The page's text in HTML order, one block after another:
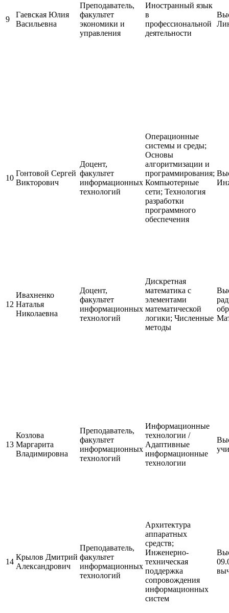
9
Гаевская Юлия
Васильевна
Преподаватель,
факультет
экономики и
управления
Иностранный язык
в
профессиональной
деятельности
10
Гонтовой Сергей
Викторович
Доцент,
факультет
информационных
технологий
Операционные
системы и среды;
Основы
алгоритмизации и
программирования;
Компьютерные
сети; Технология
разработки
программного
обеспечения
12
Ивахненко
Наталья
Николаевна
Доцент,
факультет
информационных
технологий
Дискретная
математика с
элементами
математической
логики; Численные
методы
13
Козлова
Маргарита
Владимировна
Преподаватель,
факультет
информационных
технологий
Информационные
технологии /
Адаптивные
информационные
технологии
14
Крылов Дмитрий
Александрович
Преподаватель,
факультет
информационных
технологий
Архитектура
аппаратных
средств;
Инженерно-
техническая
поддержка
сопровождения
информационных
систем